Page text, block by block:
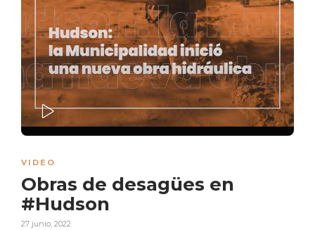
VIDEO
Obras de desagües en
#Hudson
27 junio, 2022